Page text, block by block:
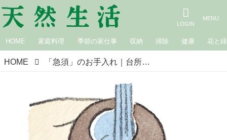
HOME 家庭料理 季節の家仕事 収納 掃除 健康 花と緑
HOME 「急須」のお手入れ｜台所道具と長くつきあうために／ひとり問屋・日野明子さん